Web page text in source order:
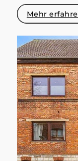
Mehr